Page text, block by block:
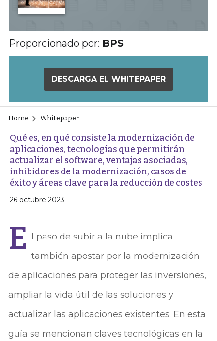
Proporcionado por: BPS
DESCARGA EL WHITEPAPER
Home Whitepaper
Qué es, en qué consiste la modernización de
aplicaciones, tecnologías que permitirán
actualizar el software, ventajas asociadas,
inhibidores de la modernización, casos de
éxito y áreas clave para la reducción de costes
26 octubre 2023
E l paso de subir a la nube implica
también apostar por la modernización
de aplicaciones para proteger las inversiones,
ampliar la vida útil de las soluciones y
actualizar las aplicaciones existentes. En esta
guía se mencionan claves tecnológicas en la